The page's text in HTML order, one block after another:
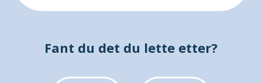
Fant du det du lette etter?